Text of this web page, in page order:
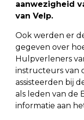
aanwezigheid
van Velp.
Ook werden er
gegeven over
Hulpverleners
instructeurs van
assisteerden bij
als leden van de
informatie aan